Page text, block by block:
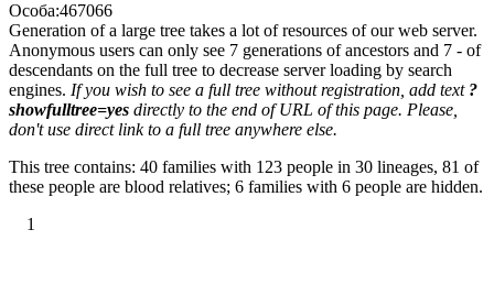
Особа:467066
Generation of a large tree takes a lot of resources of our web server.
Anonymous users can only see 7 generations of ancestors and 7 - of
descendants on the full tree to decrease server loading by search
engines. If you wish to see a full tree without registration, add text ?
showfulltree=yes directly to the end of URL of this page. Please,
don't use direct link to a full tree anywhere else.
This tree contains: 40 families with 123 people in 30 lineages, 81 of
these people are blood relatives; 6 families with 6 people are hidden.
1